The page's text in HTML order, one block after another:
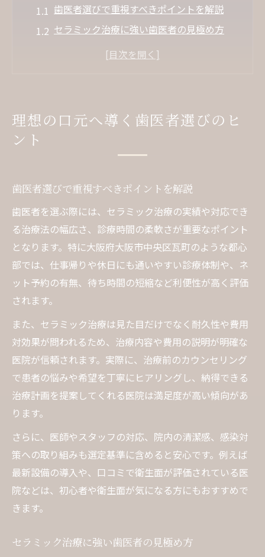
歯医者選びで重視すべきポイントを解説
セラミック治療に強い歯医者の見極め方
口コミで評判の歯医者が選ばれる理由
初めてのセラミック治療と歯医者相談術
解説
歯医者によるカウンセリングで理想を実現
セラミック治療後のアフターケアが重要な
理由
瓦町で人気が高まる審美歯科の最新動向
歯医者が注目する最新セラミック素材とは
口コミで広がる審美歯科のトレンド分析
女性が選ぶセラミック治療のポイント解説
審美歯科で重要な歯医者の技術力とは
美しい笑顔を目指すなら歯医者の選定が鍵
歯医者の口コミ評価が信頼の証になる理由
丁寧なカウンセリング歯医者の魅力とは
自然な美しさを追求する歯医者の選び方
自然な仕上がりを生むセラミックの魅力発見
セラミック治療で違和感のない美しさ実現
理想の口元へ導く歯医者選びのヒ
ント
歯医者選びで重視すべきポイントを解説
歯医者を選ぶ際には、セラミック治療の実績や対応でき
る治療法の幅広さ、診療時間の柔軟さが重要なポイント
となります。特に大阪府大阪市中央区瓦町のような都心
部では、仕事帰りや休日にも通いやすい診療体制や、ネ
ット予約の有無、待ち時間の短縮など利便性が高く評価
されます。
また、セラミック治療は見た目だけでなく耐久性や費用
対効果が問われるため、治療内容や費用の説明が明確な
医院が信頼されます。実際に、治療前のカウンセリング
で患者の悩みや希望を丁寧にヒアリングし、納得できる
治療計画を提案してくれる医院は満足度が高い傾向があ
ります。
さらに、医師やスタッフの対応、院内の清潔感、感染対
策への取り組みも選定基準に含めると安心です。例えば
最新設備の導入や、口コミで衛生面が評価されている医
院などは、初心者や衛生面が気になる方にもおすすめで
きます。
セラミック治療に強い歯医者の見極め方